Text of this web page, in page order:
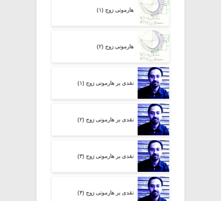
هارمونی زوج (۱)
هارمونی زوج (۲)
نقدی بر هارمونی زوج (۱)
نقدی بر هارمونی زوج (۲)
نقدی بر هارمونی زوج (۳)
نقدی بر هارمونی زوج (۴)